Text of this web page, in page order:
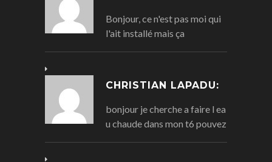
Bonjour, ce n'est pas moi qui
l'ait installé mais ça
CHRISTIAN LAPADU:
bonjour je cherche a faire l ea
u chaude dans mon t6 pouvez